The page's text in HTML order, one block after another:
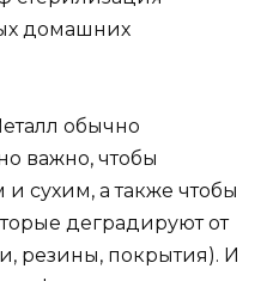
домашних
обычно
важно, чтобы
сухим, а также чтобы
деградируют от
резины, покрытия). И